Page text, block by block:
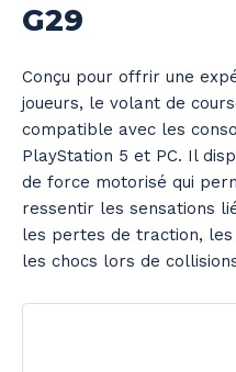
G29
Conçu pour offrir une
joueurs, le volant de
compatible avec les
PlayStation 5 et PC. Il
de force motorisé qui
ressentir les sensations
les pertes de traction,
les chocs lors de